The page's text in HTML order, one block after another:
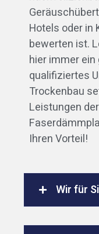
Hotels oder in
bewerten ist.
hier immer
qualifiziertes
Trockenbau
Leistungen
Ihren Vorteil!
Wir für